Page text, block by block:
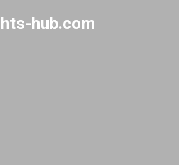
to main content
hub.com